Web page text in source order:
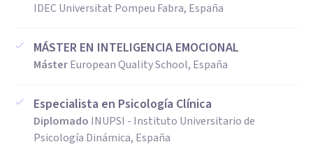
IDEC Universitat Pompeu Fabra, España
MÁSTER EN INTELIGENCIA EMOCIONAL
MásterEuropean Quality School, España
Especialista en Psicología Clínica
Diplomado INUPSI - Instituto Universitario de
Psicología Dinámica, España